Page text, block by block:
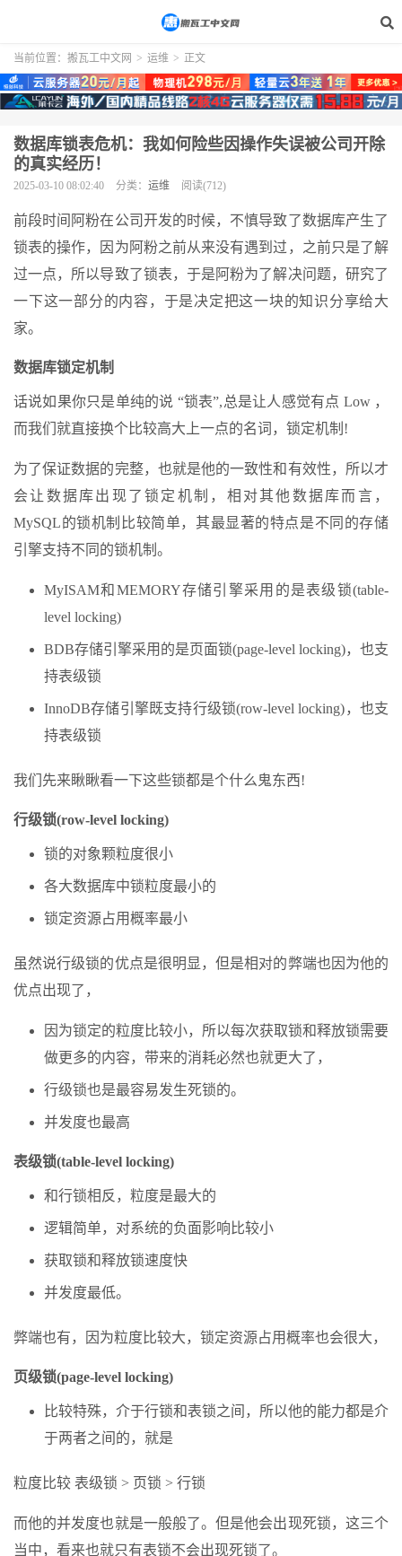
当前位置： 搬瓦工中文网 > 运维 > 正文
数据库锁表危机：我如何险些因操作失误被公司开除
的真实经历！
2025-03-10 08:02:40 分类： 运维 阅读(712)
前段时间阿粉在公司开发的时候，不慎导致了数据库产生了
锁表的操作，因为阿粉之前从来没有遇到过，之前只是了解
过一点，所以导致了锁表，于是阿粉为了解决问题，研究了
一下这一部分的内容，于是决定把这一块的知识分享给大
家。
数据库锁定机制
话说如果你只是单纯的说 “锁表”,总是让人感觉有点 Low ，
而我们就直接换个比较高大上一点的名词，锁定机制!
为了保证数据的完整，也就是他的一致性和有效性，所以才
会让数据库出现了锁定机制，相对其他数据库而言，
MySQL的锁机制比较简单，其最显著的特点是不同的存储
引擎支持不同的锁机制。
MyISAM和MEMORY存储引擎采用的是表级锁(table-
level locking)
BDB存储引擎采用的是页面锁(page-level locking)，也支
持表级锁
InnoDB存储引擎既支持行级锁(row-level locking)，也支
持表级锁
我们先来瞅瞅看一下这些锁都是个什么鬼东西!
行级锁(row-level locking)
锁的对象颗粒度很小
各大数据库中锁粒度最小的
锁定资源占用概率最小
虽然说行级锁的优点是很明显，但是相对的弊端也因为他的
优点出现了，
因为锁定的粒度比较小，所以每次获取锁和释放锁需要
做更多的内容，带来的消耗必然也就更大了，
行级锁也是最容易发生死锁的。
并发度也最高
表级锁(table-level locking)
和行锁相反，粒度是最大的
逻辑简单，对系统的负面影响比较小
获取锁和释放锁速度快
并发度最低。
弊端也有，因为粒度比较大，锁定资源占用概率也会很大，
页级锁(page-level locking)
比较特殊，介于行锁和表锁之间，所以他的能力都是介
于两者之间的，就是
粒度比较 表级锁 > 页锁 > 行锁
而他的并发度也就是一般般了。但是他会出现死锁，这三个
当中，看来也就只有表锁不会出现死锁了。